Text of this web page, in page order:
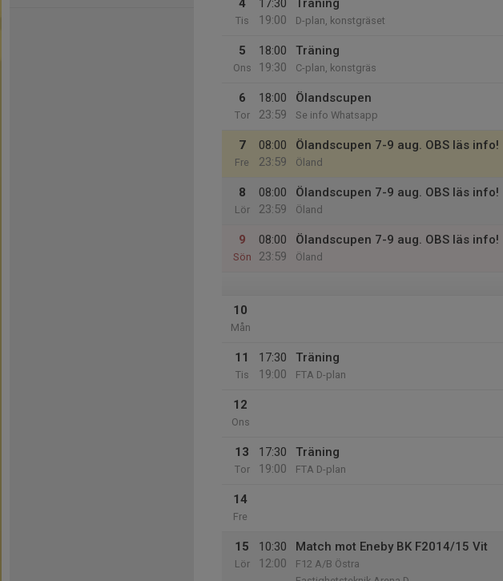
4
Tis
17:30
19:00
Träning
D-plan, konstgräset
5
Ons
18:00
19:30
Träning
C-plan, konstgräs
6
Tor
18:00
23:59
Ölandscupen
Se info Whatsapp
7
Fre
08:00
23:59
Ölandscupen 7-9 aug. OBS läs info!
Öland
8
Lör
08:00
23:59
Ölandscupen 7-9 aug. OBS läs info!
Öland
9
Sön
08:00
23:59
Ölandscupen 7-9 aug. OBS läs info!
Öland
10
Mån
11
Tis
17:30
19:00
Träning
FTA D-plan
12
Ons
13
Tor
17:30
19:00
Träning
FTA D-plan
14
Fre
15
Lör
10:30
12:00
Match mot Eneby BK F2014/15 Vit
F12 A/B Östra